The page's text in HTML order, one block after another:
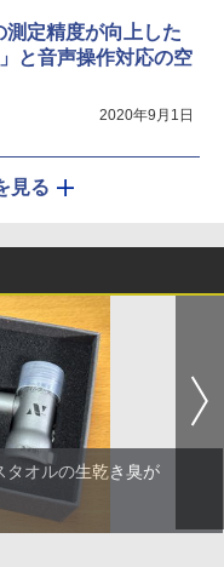
測定精度が向上した
と音声操作対応の空
2020年9月1日
見る
タオルの生乾き臭が